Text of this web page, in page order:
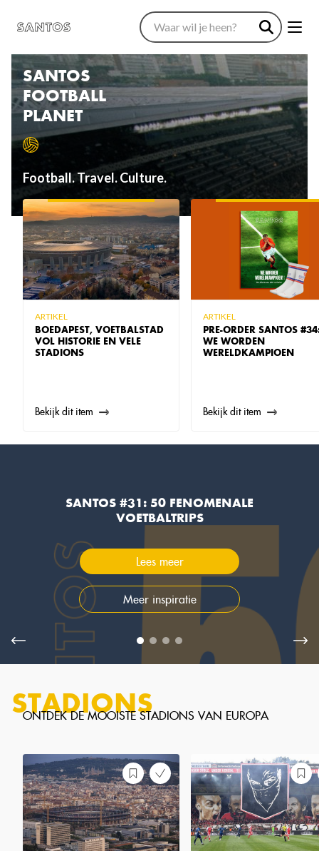
SANTOS
FOOTBALL
PLANET
Football. Travel. Culture.
BOEDAPEST, VOETBALSTAD
VOL HISTORIE EN VELE
STADIONS
ARTIKEL
Bekijk dit item
PRE-ORDER SANTOS
WE WORDEN
WERELDKAMPIOEN
ARTIKEL
Bekijk dit item
SANTOS #31: 50 FENOMENALE
VOETBALTRIPS
Lees meer
Meer inspiratie
STADIONS